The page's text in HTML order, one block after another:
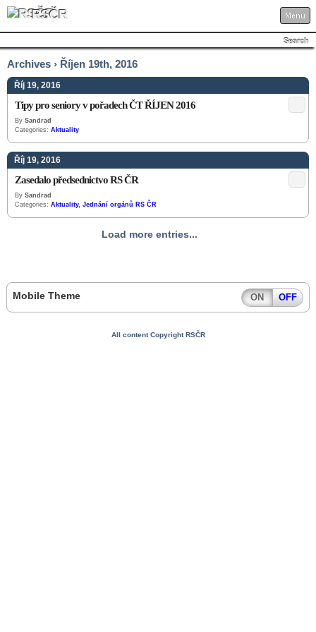
RSČR Menu
Search
Archives › Říjen 19th, 2016
Říj 19, 2016
Tipy pro seniory v pořadech ČT ŘÍJEN 2016
By Sandrad
Categories: Aktuality
Říj 19, 2016
Zasedalo předsednictvo RS ČR
By Sandrad
Categories: Aktuality, Jednání orgánů RS ČR
Load more entries...
Mobile Theme ON OFF
All content Copyright RSČR